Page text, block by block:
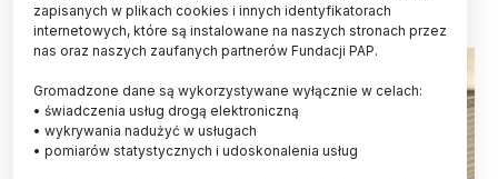
zapisanych w plikach cookies i innych identyfikatorach
internetowych, które są instalowane na naszych stronach przez
nas oraz naszych zaufanych partnerów Fundacji PAP.
Gromadzone dane są wykorzystywane wyłącznie w celach:
• świadczenia usług drogą elektroniczną
• wykrywania nadużyć w usługach
• pomiarów statystycznych i udoskonalenia usług